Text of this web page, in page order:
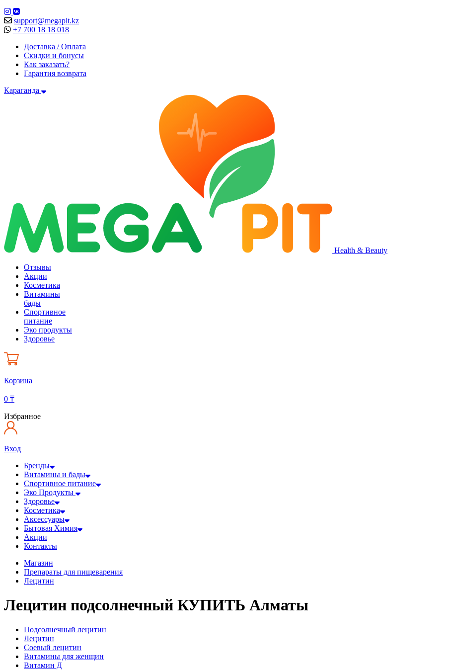
support@megapit.kz
+7 700 18 18 018
Доставка / Оплата
Скидки и бонусы
Как заказать?
Гарантия возврата
Караганда
Health & Beauty
Отзывы
Акции
Косметика
Витамины
бады
Спортивное
питание
Эко продукты
Здоровье
Корзина
0 ₸
Избранное
Вход
Бренды
Витамины и бады
Спортивное питание
Эко Продукты
Здоровье
Косметика
Аксессуары
Бытовая Химия
Акции
Контакты
Магазин
Препараты для пищеварения
Лецитин
Лецитин подсолнечный КУПИТЬ Алматы
Подсолнечный лецитин
Лецитин
Соевый лецитин
Витамины для женщин
Витамин Д